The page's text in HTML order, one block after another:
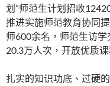
划”师范生计划招收
推进实施师范教育协同
师600余名，师范生访
20.3万人次，开放优质课
扎实的知识功底、过硬